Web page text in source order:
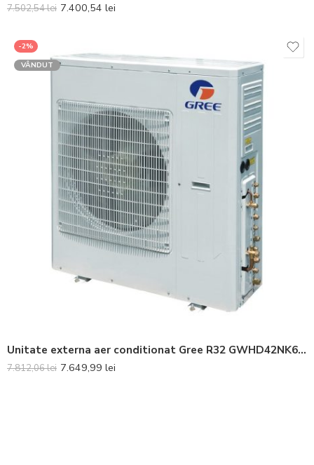
7.502,54lei 7.400,54 lei
-2%
VÂNDUT
Unitate externa aer conditionat Gree R32 GWHD42NK6LO Inverter 42000 BTU
7.812,06lei 7.649,99 lei